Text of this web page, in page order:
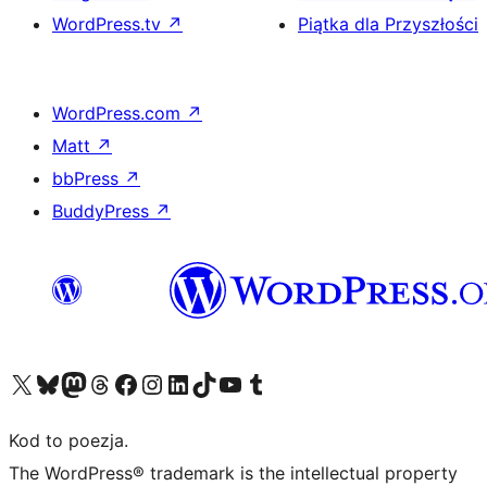
WordPress.tv ↗
Piątka dla Przyszłości
WordPress.com ↗
Matt ↗
bbPress ↗
BuddyPress ↗
Odwiedź nasze konto X (dawniej Twitter)
Odwiedź nasze konto Bluesky
Odwiedź nasze konto na Mastodoncie
Odwiedź naszego Threadsa
Odwiedź naszego Facebooka
Odwiedź nasze konto na Instagramie
Odwiedź nasze konto na LinkedIn
Odwiedź naszego TikToka
Odwiedź nasz kanał YouTube
Odwiedź naszego Tumblra
Kod to poezja.
The WordPress® trademark is the intellectual property